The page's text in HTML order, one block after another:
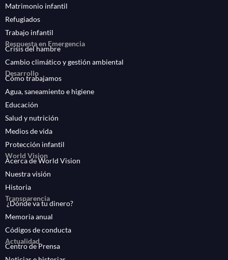
Matrimonio infantil
Refugiados
Trabajo infantil
Respuesta en Emergencia
Crisis del hambre
Cambio climático y gestión ambiental
Desarrollo
Cómo trabajamos
Agua, saneamiento e higiene
Educación
Salud y nutrición
Medios de vida
Protección infantil
World Vision
Acerca de World Vision
Nuestra visión
Historia
Transparencia
¿Dónde va tu dinero?
Memoria anual
Códigos de conducta
Actualidad
Centro de Prensa